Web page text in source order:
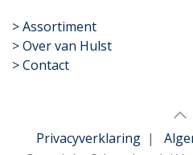
​>Assortiment
> Over van Hulst
> Contact
Privacyverklaring|